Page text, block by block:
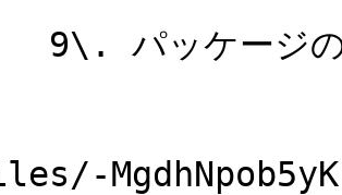
9\. パッケージの